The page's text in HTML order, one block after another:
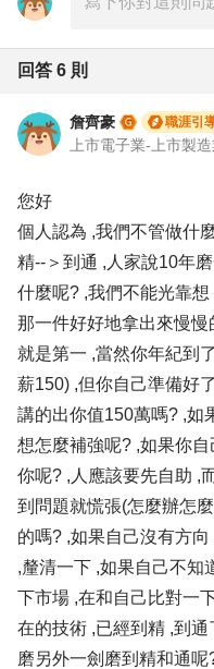
回答 6 則
詹齊豪 職涯引
您好
個人認為 ,我們不管做什
精--＞到通 ,人家說10年
什麼呢? ,我們不能光靠
那一件好好地拿出來慢
就是第一 ,當然你年紀到
薪150) ,但你自己準備好
講的出你值150萬嗎? ,如
想怎麼補強呢? ,如果你
你呢? ,人應該要先自助 ,
到問題就慌張(怎麼辦怎
的嗎? ,如果自己沒有方
,釐清一下 ,如果自己不知
下市場 ,在和自己比對一
在的技術 ,已經到精 ,到
磨另外一劍磨到精和通